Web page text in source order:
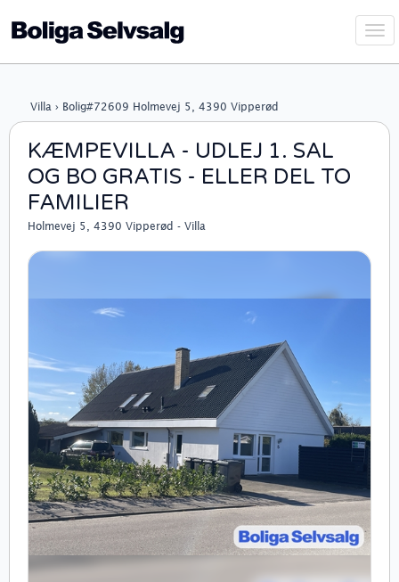
Vis
Villa › Bolig#72609 Holmevej 5, 4390 Vipperød
KÆMPEVILLA - UDLEJ 1. SAL
OG BO GRATIS - ELLER DEL TO
FAMILIER
Holmevej 5, 4390 Vipperød - Villa